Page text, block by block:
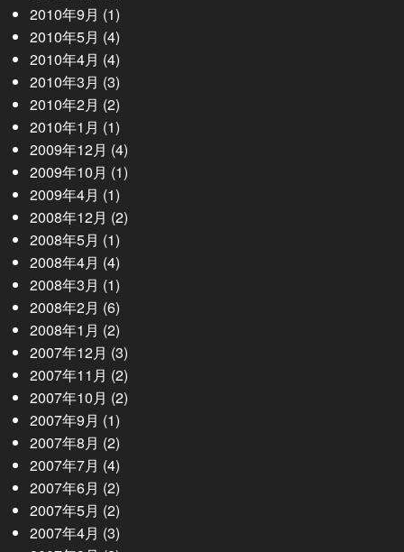
2010年9月 (1)
2010年5月 (4)
2010年4月 (4)
2010年3月 (3)
2010年2月 (2)
2010年1月 (1)
2009年12月 (4)
2009年10月 (1)
2009年4月 (1)
2008年12月 (2)
2008年5月 (1)
2008年4月 (4)
2008年3月 (1)
2008年2月 (6)
2008年1月 (2)
2007年12月 (3)
2007年11月 (2)
2007年10月 (2)
2007年9月 (1)
2007年8月 (2)
2007年7月 (4)
2007年6月 (2)
2007年5月 (2)
2007年4月 (3)